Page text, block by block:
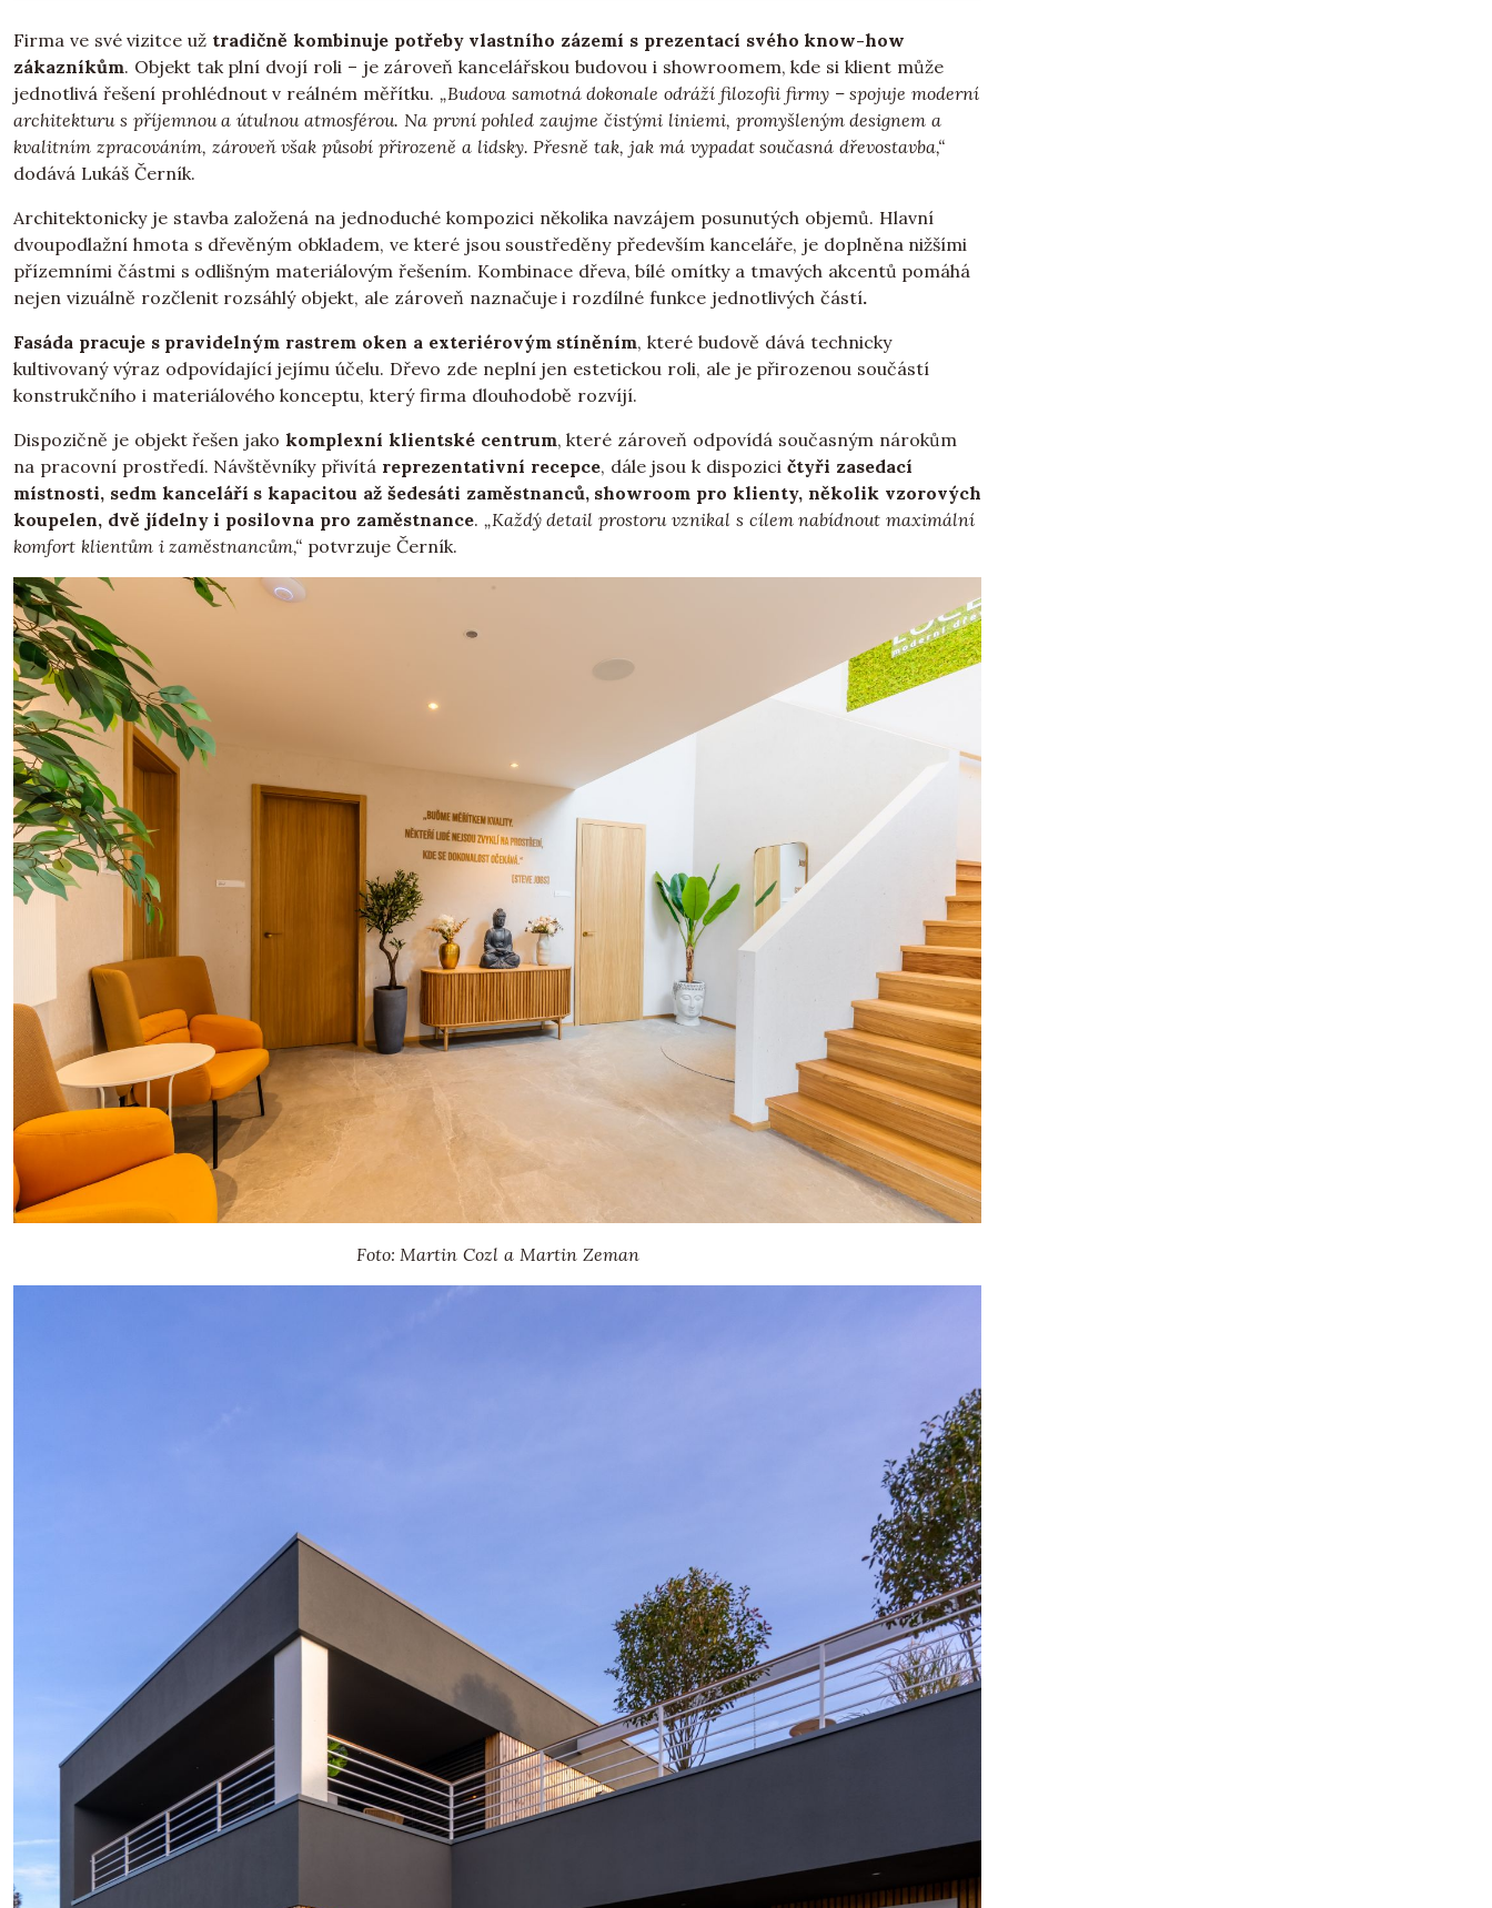
Firma ve své vizitce už tradičně kombinuje potřeby vlastního zázemí s prezentací svého know-how
zákazníkům. Objekt tak plní dvojí roli – je zároveň kancelářskou budovou i showroomem, kde si klient může
jednotlivá řešení prohlédnout v reálném měřítku. „Budova samotná dokonale odráží filozofii firmy – spojuje moderní
architekturu s příjemnou a útulnou atmosférou. Na první pohled zaujme čistými liniemi, promyšleným designem a
kvalitním zpracováním, zároveň však působí přirozeně a lidsky. Přesně tak, jak má vypadat současná dřevostavba,“
dodává Lukáš Černík.
Architektonicky je stavba založená na jednoduché kompozici několika navzájem posunutých objemů. Hlavní
dvoupodlažní hmota s dřevěným obkladem, ve které jsou soustředěny především kanceláře, je doplněna nižšími
přízemními částmi s odlišným materiálovým řešením. Kombinace dřeva, bílé omítky a tmavých akcentů pomáhá
nejen vizuálně rozčlenit rozsáhlý objekt, ale zároveň naznačuje i rozdílné funkce jednotlivých částí.
Fasáda pracuje s pravidelným rastrem oken a exteriérovým stíněním, které budově dává technicky
kultivovaný výraz odpovídající jejímu účelu. Dřevo zde neplní jen estetickou roli, ale je přirozenou součástí
konstrukčního i materiálového konceptu, který firma dlouhodobě rozvíjí.
Dispozičně je objekt řešen jako komplexní klientské centrum, které zároveň odpovídá současným nárokům
na pracovní prostředí. Návštěvníky přivítá reprezentativní recepce, dále jsou k dispozici čtyři zasedací
místnosti, sedm kanceláří s kapacitou až šedesáti zaměstnanců, showroom pro klienty, několik vzorových
koupelen, dvě jídelny i posilovna pro zaměstnance. „Každý detail prostoru vznikal s cílem nabídnout maximální
komfort klientům i zaměstnancům,“ potvrzuje Černík.
Foto: Martin Cozl a Martin Zeman